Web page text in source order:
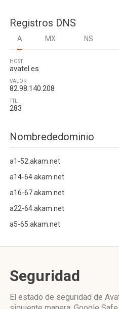
Registros DNS
A MX NS
HOST
avatel.es
VALOR
82.98.140.208
TTL
283
Nombrededominio
a1-52.akam.net
a14-64.akam.net
a16-67.akam.net
a22-64.akam.net
a5-65.akam.net
Seguridad
El estado de seguridad de